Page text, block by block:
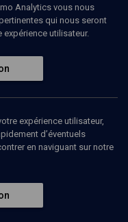
Analytics vous nous
qui nous seront
utilisateur.
expérience utilisateur,
d’éventuels
en naviguant sur notre